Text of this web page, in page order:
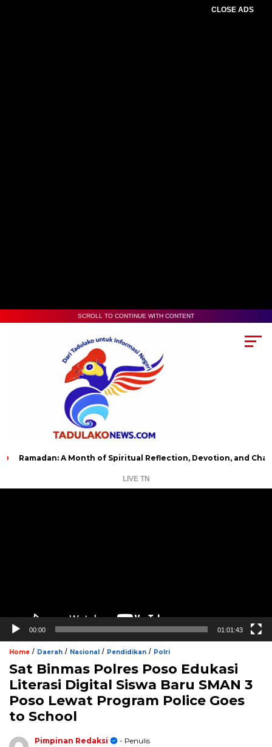
CLOSE ADS
SCROLL TO CONTINUE WITH CONTENT
A Month of Spiritual Reflection, Devotion, and Charity
LIVE TN
00:00 01:01:43
Home / Daerah / Nasional / Pendidikan / Polri
Sat Binmas Polres Poso Edukasi
Literasi Digital Siswa Baru SMAN 3
Poso Lewat Program Police Goes
to School
Pimpinan Redaksi
- Penulis